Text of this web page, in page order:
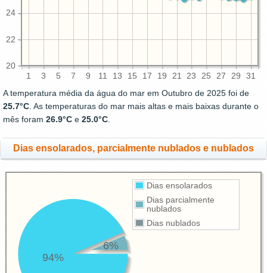
1 3 5 7 9 11 13 15 17 19 21 23 25 27 29 31
20
22
24
A temperatura média da água do mar em Outubro de 2025 foi de
25.7°C. As temperaturas do mar mais altas e mais baixas durante o
mês foram 26.9°C e 25.0°C.
Dias ensolarados, parcialmente nublados e nublados
Dias ensolarados
Dias parcialmente
nublados
Dias nublados
94%
6%